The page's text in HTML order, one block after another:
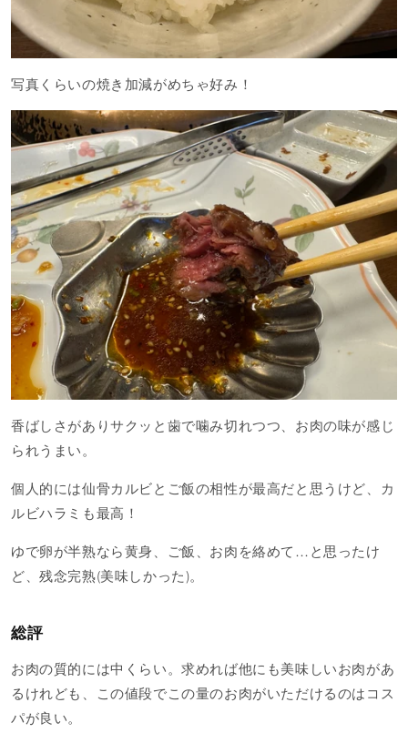
写真くらいの焼き加減がめちゃ好み！
香ばしさがありサクッと歯で噛み切れつつ、お肉の味が感じ
られうまい。
個人的には仙骨カルビとご飯の相性が最高だと思うけど、カ
ルビハラミも最高！
ゆで卵が半熟なら黄身、ご飯、お肉を絡めて…と思ったけ
ど、残念完熟(美味しかった)。
総評
お肉の質的には中くらい。求めれば他にも美味しいお肉があ
るけれども、この値段でこの量のお肉がいただけるのはコス
パが良い。